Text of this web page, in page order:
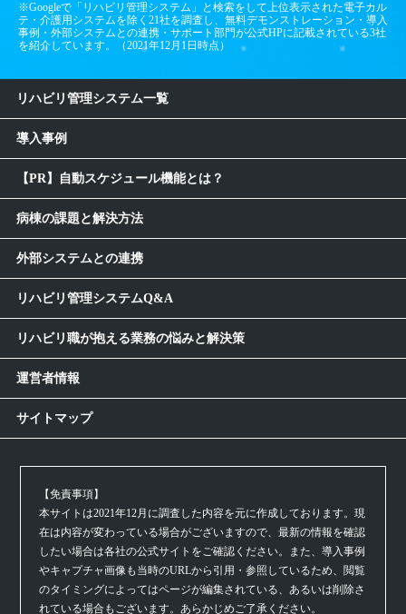
※Googleで「リハビリ管理システム」と検索をして上位表示された電子カル
テ・介護用システムを除く21社を調査し、無料デモンストレーション・導入
事例・外部システムとの連携・サポート部門が公式HPに記載されている3社
を紹介しています。（2021年12月1日時点）
リハビリ管理システム一覧
導入事例
【PR】自動スケジュール機能とは？
病棟の課題と解決方法
外部システムとの連携
リハビリ管理システムQ&A
リハビリ職が抱える業務の悩みと解決策
運営者情報
サイトマップ
【免責事項】
本サイトは2021年12月に調査した内容を元に作成しております。現
在は内容が変わっている場合がございますので、最新の情報を確認
したい場合は各社の公式サイトをご確認ください。また、導入事例
やキャプチャ画像も当時のURLから引用・参照しているため、閲覧
のタイミングによってはページが編集されている、あるいは削除さ
れている場合もございます。あらかじめご了承ください。